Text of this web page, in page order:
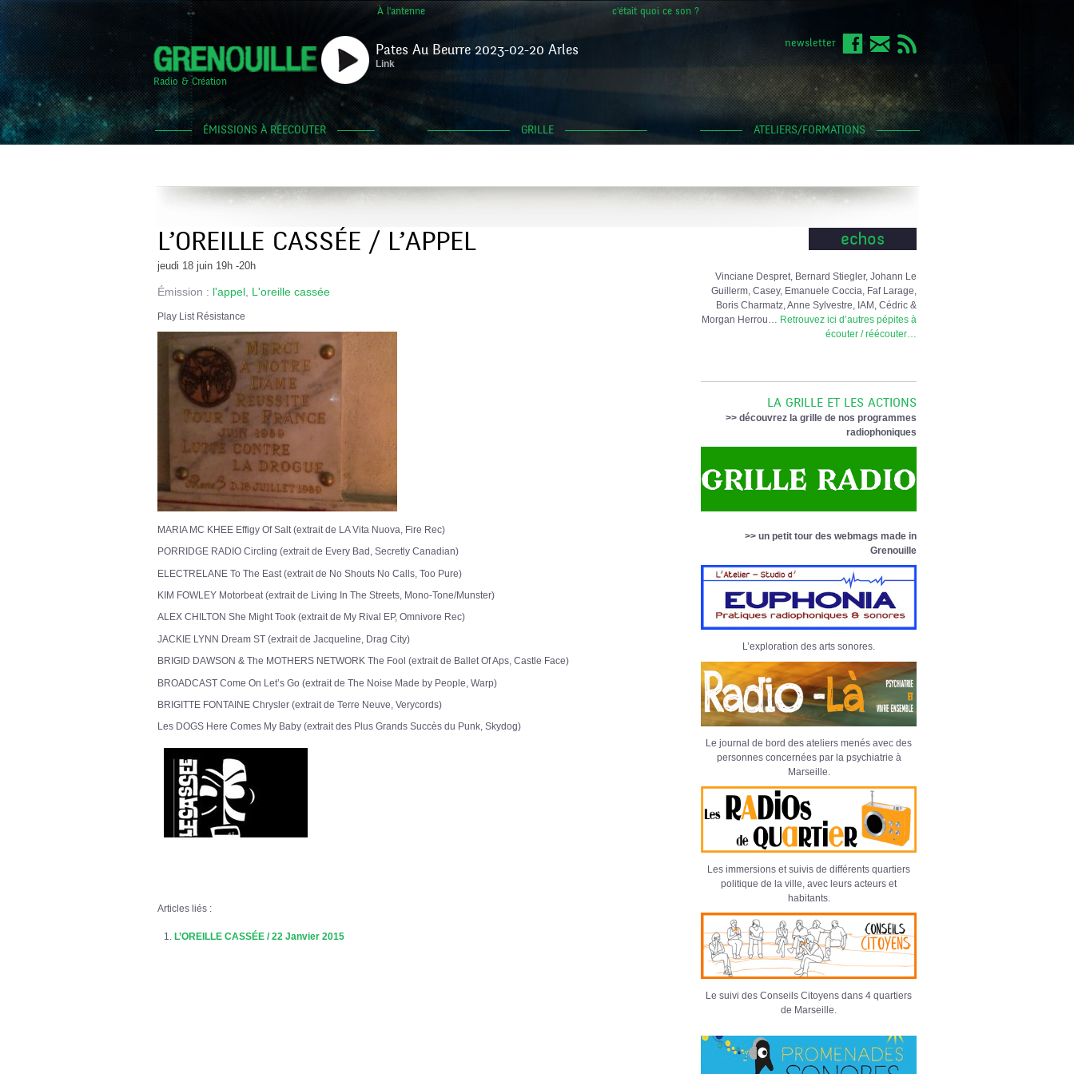
À l'antenne c'était quoi ce son ?
Radio & Création
Pates Au Beurre 2023-02-20 Arles
Link
newsletter
ÉMISSIONS À RÉECOUTER GRILLE ATELIERS/FORMATIONS
L’OREILLE CASSÉE / L’APPEL
jeudi 18 juin 19h -20h
Émission : l'appel L'oreille cassée
Play List Résistance
MARIA MC KHEE Effigy Of Salt (extrait de LA Vita Nuova, Fire Rec)
PORRIDGE RADIO Circling (extrait de Every Bad, Secretly Canadian)
ELECTRELANE To The East (extrait de No Shouts No Calls, Too Pure)
KIM FOWLEY Motorbeat (extrait de Living In The Streets, Mono-Tone/Munster)
ALEX CHILTON She Might Took (extrait de My Rival EP, Omnivore Rec)
JACKIE LYNN Dream ST (extrait de Jacqueline, Drag City)
BRIGID DAWSON & The MOTHERS NETWORK The Fool (extrait de Ballet Of Aps, Castle Face)
BROADCAST Come On Let’s Go (extrait de The Noise Made by People, Warp)
BRIGITTE FONTAINE Chrysler (extrait de Terre Neuve, Verycords)
Les DOGS Here Comes My Baby (extrait des Plus Grands Succès du Punk, Skydog)
Articles liés :
L’OREILLE CASSÉE / 22 Janvier 2015
echos
Vinciane Despret, Bernard Stiegler, Johann Le
Guillerm, Casey, Emanuele Coccia, Faf Larage,
Boris Charmatz, Anne Sylvestre, IAM, Cédric &
Morgan Herrou… Retrouvez ici d’autres pépites à
écouter / réécouter…
LA GRILLE ET LES ACTIONS
>> découvrez la grille de nos programmes
radiophoniques
>> un petit tour des webmags made in
Grenouille
L’exploration des arts sonores.
Le journal de bord des ateliers menés avec des
personnes concernées par la psychiatrie à
Marseille.
Les immersions et suivis de différents quartiers
politique de la ville, avec leurs acteurs et
habitants.
Le suivi des Conseils Citoyens dans 4 quartiers
de Marseille.